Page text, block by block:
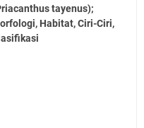
tayenus);
Habitat, Ciri-Ciri,